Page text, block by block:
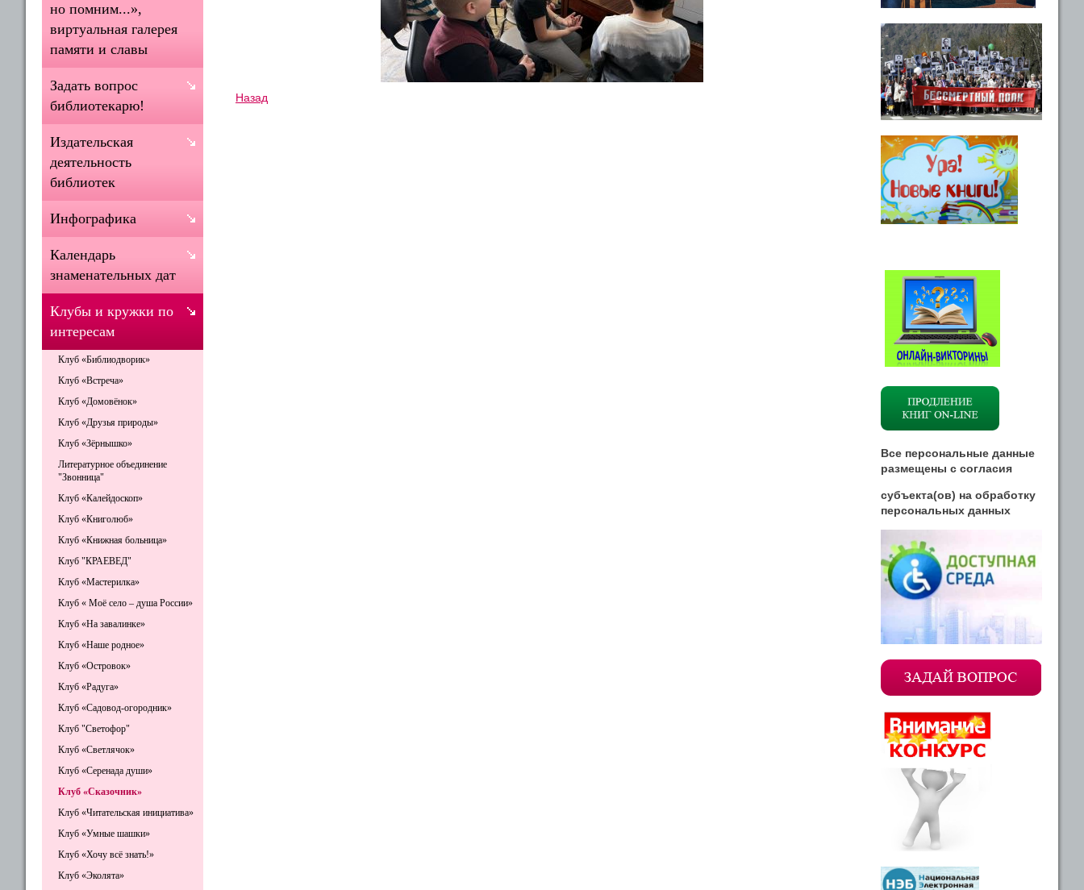
Назад
но помним...»,
виртуальная галерея
памяти и славы
Задать вопрос
библиотекарю!
Издательская
деятельность
библиотек
Инфографика
Календарь
знаменательных дат
Клубы и кружки по
интересам
Клуб «Библиодворик»
Клуб «Встреча»
Клуб «Домовёнок»
Клуб «Друзья природы»
Клуб «Зёрнышко»
Литературное объединение
"Звонница"
Клуб «Калейдоскоп»
Клуб «Книголюб»
Клуб «Книжная больница»
Клуб "КРАЕВЕД"
Клуб «Мастерилка»
Клуб « Моё село – душа России»
Клуб «На завалинке»
Клуб «Наше родное»
Клуб «Островок»
Клуб «Радуга»
Клуб «Садовод-огородник»
Клуб "Светофор"
Клуб «Светлячок»
Клуб «Серенада души»
Клуб «Сказочник»
Клуб «Читательская инициатива»
Клуб «Умные шашки»
Клуб «Хочу всё знать!»
Клуб «Эколята»
Все персональные данные
размещены с согласия
субъекта(ов) на обработку
персональных данных